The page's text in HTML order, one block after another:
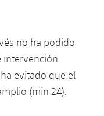
no ha podido
intervención
evitado que el
(min 24).